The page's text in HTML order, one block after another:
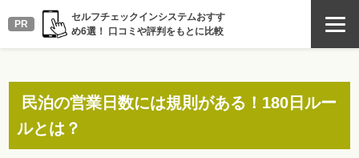
PR
セルフチェックインシステムおすす
め6選！ 口コミや評判をもとに比較
民泊の営業日数には規則がある！180日ルー
ルとは？